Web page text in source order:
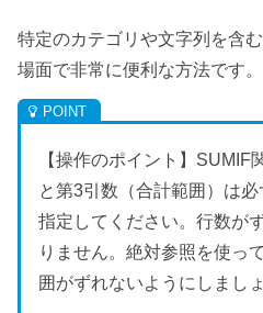
特定のカテゴリや文字列を含
場面で非常に便利な方法です。
【操作のポイント】SUMIF
と第3引数（合計範囲）は
指定してください。行数が
りません。絶対参照を使っ
囲がずれないようにしましょ